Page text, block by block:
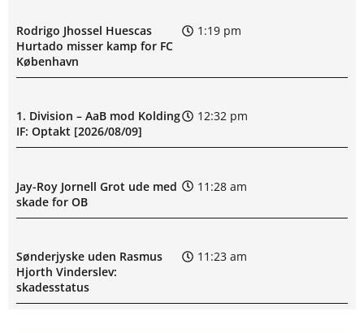
Rodrigo Jhossel Huescas
Hurtado misser kamp for FC
København
1:19 pm
1. Division – AaB mod Kolding
IF: Optakt [2026/08/09]
12:32 pm
Jay-Roy Jornell Grot ude med
skade for OB
11:28 am
Sønderjyske uden Rasmus
Hjorth Vinderslev:
skadesstatus
11:23 am